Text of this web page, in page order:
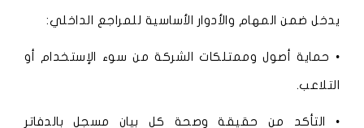
يدخل ضمن المهام والأدوار الأساسية للمراجع الداخلي:
• حماية أصول وممتلكات الشركة من سوء الإستخدام أو
التلاعب.
• التأكد من حقيقة وصحة كل بيان مسجل بالدفاتر